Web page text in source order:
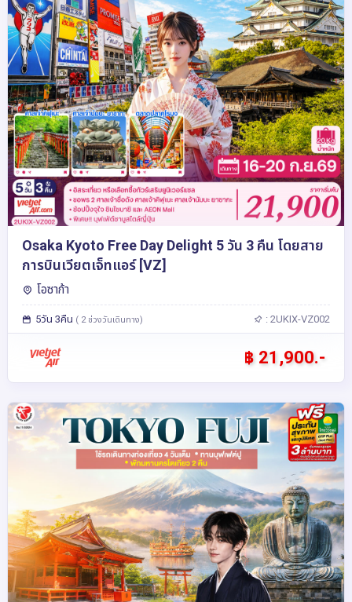
Osaka Kyoto Free Day Delight 5 วัน 3 คืน โดยสาย
การบินเวียตเจ็ทแอร์ [VZ]
โอซาก้า
5วัน 3คืน ( 2 ช่วงวันเดินทาง) : 2UKIX-VZ002
฿ 21,900.-